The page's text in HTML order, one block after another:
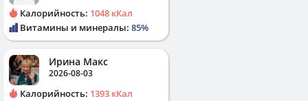
Калорийность: 1048 кКал
Витамины и минералы: 85%
Ирина Макс
2026-08-03
Калорийность: 1393 кКал